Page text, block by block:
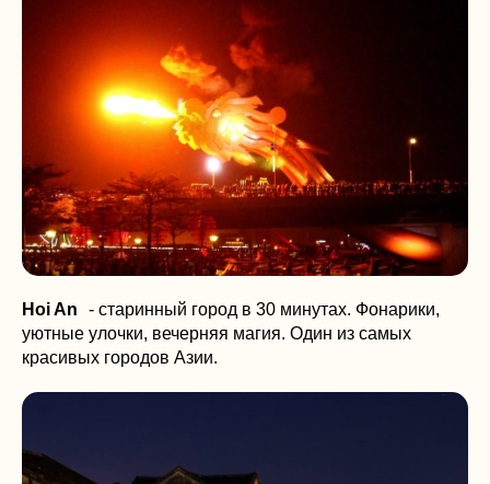
Hoi An - старинный город в 30 минутах. Фонарики,
уютные улочки, вечерняя магия. Один из самых
красивых городов Азии.